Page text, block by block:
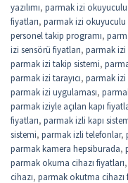
yazılımı, parmak izi okuyuculu
fiyatları, parmak izi okuyuculu
personel takip programı,
izi sensörü fiyatları, parmak izi
parmak izi takip sistemi,
parmak izi tarayıcı, parmak
parmak izi uygulaması,
parmak iziyle açılan kapı
fiyatları, parmak izli kapı
sistemi, parmak izli telefonlar,
parmak kamera hepsiburada,
parmak okuma cihazı fiyatları,
cihazı, parmak okutma cihazı